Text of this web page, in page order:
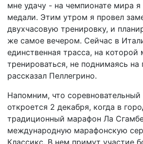
мне удачу - на чемпионате мира я
медали. Этим утром я провел
двухчасовую тренировку, и
же самое вечером. Сейчас в
единственная трасса, на
тренироваться, не поднимаясь на
рассказал Пеллегрино.
Напомним, что соревновательный
откроется 2 декабря, когда в
традиционный марафон Ла
международную марафонскую
Классикс. В нем примут участие